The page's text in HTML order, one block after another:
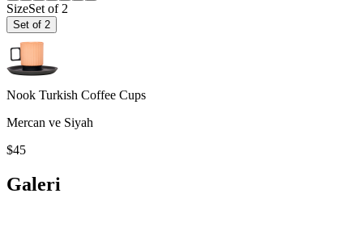
SizeSet of 2
Set of 2
Nook Turkish Coffee Cups
Mercan ve Siyah
$45
Galeri